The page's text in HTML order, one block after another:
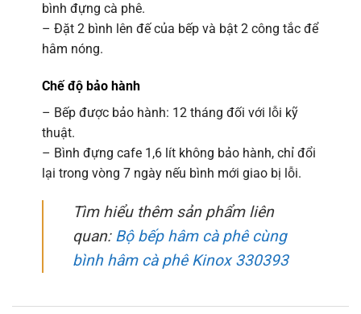
bình đựng cà phê.
– Đặt 2 bình lên đế của bếp và bật 2 công tắc để
hâm nóng.
Chế độ bảo hành
– Bếp được bảo hành: 12 tháng đối với lỗi kỹ
thuật.
– Bình đựng cafe 1,6 lít không bảo hành, chỉ đổi
lại trong vòng 7 ngày nếu bình mới giao bị lỗi.
Tìm hiểu thêm sản phẩm liên
quan: Bộ bếp hâm cà phê cùng
bình hâm cà phê Kinox 330393